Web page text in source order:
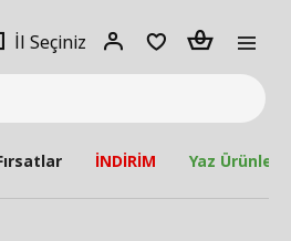
İl Seçiniz
Giriş
Adet
İNDİRİM Yaz Ürünleri